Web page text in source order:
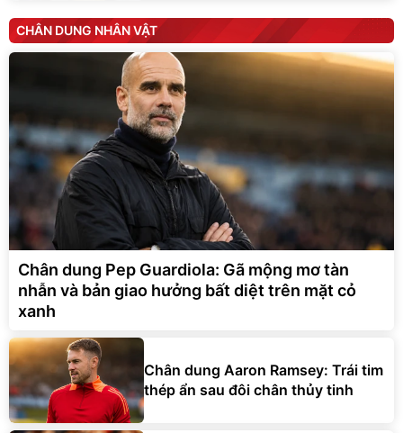
CHÂN DUNG NHÂN VẬT
Chân dung Pep Guardiola: Gã mộng mơ tàn
nhẫn và bản giao hưởng bất diệt trên mặt cỏ
xanh
Chân dung Aaron Ramsey: Trái tim
thép ẩn sau đôi chân thủy tinh